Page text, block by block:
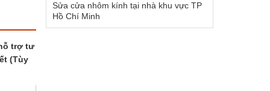
trợ tư
(Tùy
Sửa cửa nhôm kính tại nhà khu vực TP
Hồ Chí Minh